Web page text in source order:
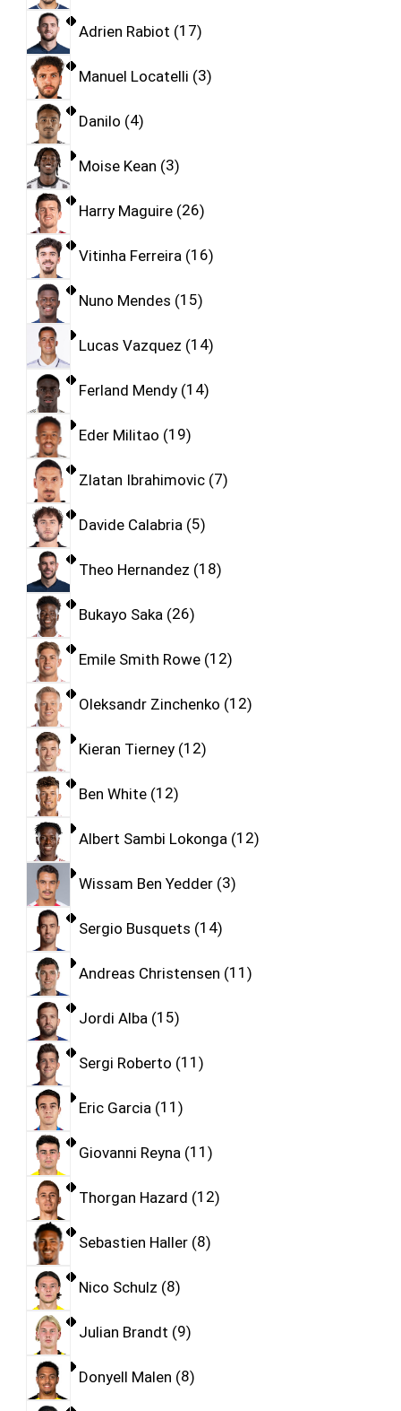
Adrien Rabiot 17
Manuel Locatelli 3
Danilo 4
Moise Kean 3
Harry Maguire 26
Vitinha Ferreira 16
Nuno Mendes 15
Lucas Vazquez 14
Ferland Mendy 14
Eder Militao 19
Zlatan Ibrahimovic 7
Davide Calabria 5
Theo Hernandez 18
Bukayo Saka 26
Emile Smith Rowe 12
Oleksandr Zinchenko 12
Kieran Tierney 12
Ben White 12
Albert Sambi Lokonga 12
Wissam Ben Yedder 3
Sergio Busquets 14
Andreas Christensen 11
Jordi Alba 15
Sergi Roberto 11
Eric Garcia 11
Giovanni Reyna 11
Thorgan Hazard 12
Sebastien Haller 8
Nico Schulz 8
Julian Brandt 9
Donyell Malen 8